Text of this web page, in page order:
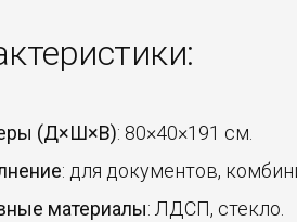
(Д×Ш×В): 80×40×191 см.
: для документов,
материалы: ЛДСП, стекло.